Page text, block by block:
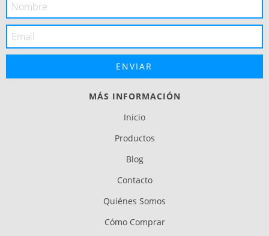
MÁS INFORMACIÓN
Inicio
Productos
Blog
Contacto
Quiénes Somos
Cómo Comprar